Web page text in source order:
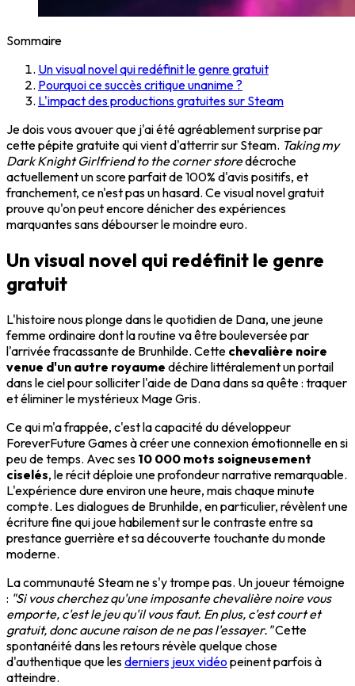
Sommaire
Un visual novel qui redéfinit le genre gratuit
Pourquoi ce succès critique unanime ?
L'impact des productions gratuites sur Steam
Je dois vous avouer que j'ai été agréablement surprise par
cette pépite gratuite qui vient d'atterrir sur Steam. Taking my
Dark Knight Girlfriend to the corner storedécroche
actuellement un score parfait de 100% d'avis positifs, et
franchement, ce n'est pas un hasard. Ce visual novel gratuit
prouve qu'on peut encore dénicher des expériences
marquantes sans débourser le moindre euro.
Un visual novel qui redéfinit le genre
gratuit
L'histoire nous plonge dans le quotidien de Dana, une jeune
femme ordinaire dont la routine va être bouleversée par
l'arrivée fracassante de Brunhilde. Cette chevalière noire
venue d'un autre royaume déchire littéralement un portail
dans le ciel pour solliciter l'aide de Dana dans sa quête : traquer
et éliminer le mystérieux Mage Gris.
Ce qui m'a frappée, c'est la capacité du développeur
ForeverFuture Games à créer une connexion émotionnelle en si
peu de temps. Avec ses 10 000 mots soigneusement
ciselés, le récit déploie une profondeur narrative remarquable.
L'expérience dure environ une heure, mais chaque minute
compte. Les dialogues de Brunhilde, en particulier, révèlent une
écriture fine qui joue habilement sur le contraste entre sa
prestance guerrière et sa découverte touchante du monde
moderne.
La communauté Steam ne s'y trompe pas. Un joueur témoigne
: "Si vous cherchez qu'une imposante chevalière noire vous
emporte, c'est le jeu qu'il vous faut. En plus, c'est court et
gratuit, donc aucune raison de ne pas l'essayer."Cette
spontanéité dans les retours révèle quelque chose
d'authentique que lesderniers jeux vidéo peinent parfois à
atteindre.